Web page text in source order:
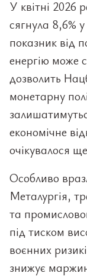
У квітні 2026
сягнула 8,6%
показник від
енергію може
дозволить
монетарну
економічне
очікувалося
Особливо
Металургія,
та
під тиском
воєнних
знижує